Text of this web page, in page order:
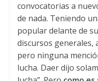
convocatorias a
de nada. Teniendo
popular delante de
discursos generales,
pero ninguna
lucha. Daer dijo